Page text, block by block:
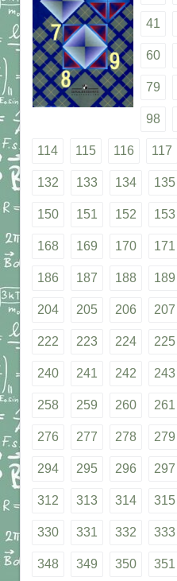
41
60
79
98
114 115 116 117
132 133 134 135
150 151 152 153
168 169 170 171
186 187 188 189
204 205 206 207
222 223 224 225
240 241 242 243
258 259 260 261
276 277 278 279
294 295 296 297
312 313 314 315
330 331 332 333
348 349 350 351